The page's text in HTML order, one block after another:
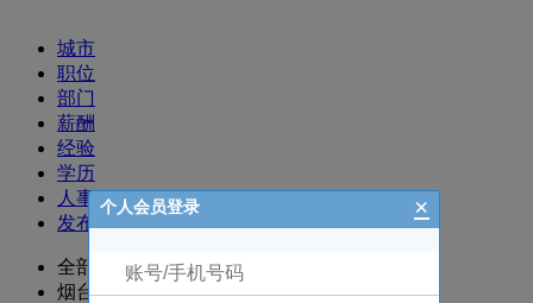
城市
职位
部门
薪酬
经验
学历
人事
发布时间
全部
烟台
个人会员登录 ×